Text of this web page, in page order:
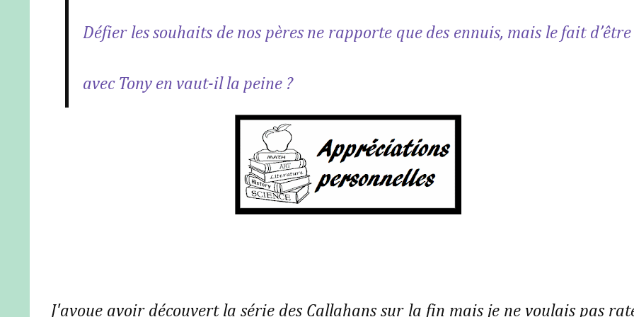
Défier les souhaits de nos pères ne rapporte que des ennuis, mais le fait d’être
avec Tony en vaut-il la peine ?
J'avoue avoir découvert la série des Callahans sur la fin mais je ne voulais pas